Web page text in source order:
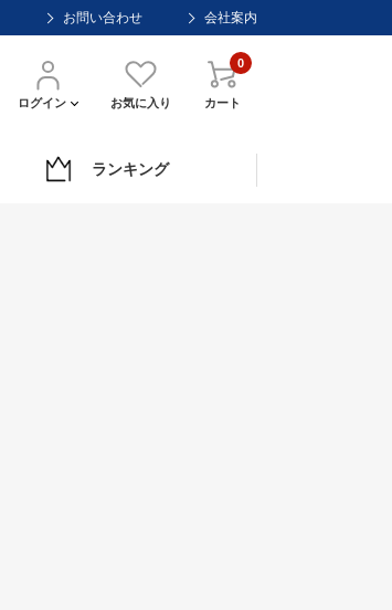
お問い合わせ 会社案内
ログイン お気に入り カート
0
ランキング